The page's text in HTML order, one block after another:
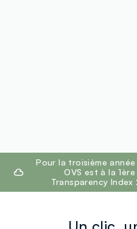
footer.ariatitlePour la troisième
OVS est à la
Transparency Index